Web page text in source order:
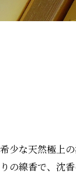
少な天然極上
の線香で、沈